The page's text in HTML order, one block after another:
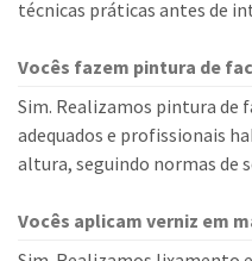
técnicas práticas antes de
Vocês fazem pintura de
Sim. Realizamos pintura de
adequados e profissionais
altura, seguindo normas de
Vocês aplicam verniz em